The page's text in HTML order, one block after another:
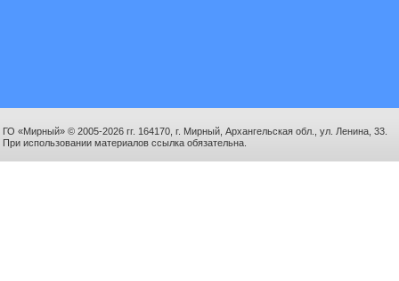
ГО «Мирный» © 2005-2026 гг. 164170, г. Мирный, Архангельская обл., ул. Ленина, 33.
При использовании материалов ссылка обязательна.